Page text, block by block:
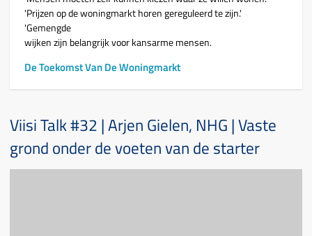
'Prijzen op de woningmarkt horen gereguleerd te zijn.'
'Gemengde
wijken zijn belangrijk voor kansarme mensen.
De Toekomst Van De Woningmarkt
Viisi Talk #32 | Arjen Gielen, NHG | Vaste
grond onder de voeten van de starter